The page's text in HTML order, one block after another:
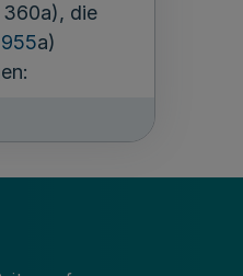
360a), die
a)